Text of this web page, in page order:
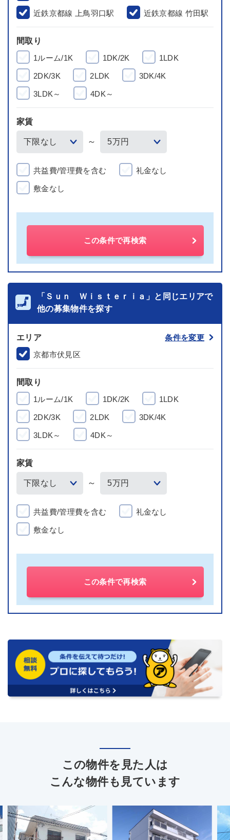
近鉄京都線 上鳥羽口駅 近鉄京都線 竹田駅
間取り
1ルーム/1K
1DK/2K 1LDK
2DK/3K 2LDK 3DK/4K
3LDK～ 4DK～
家賃
～
共益費/管理費を含む 礼金なし
敷金なし
この条件で再検索
「Ｓｕｎ Ｗｉｓｔｅｒｉａ」と同じエリアで
他の募集物件を探す
エリア
条件を変更
京都市伏見区
間取り
1ルーム/1K
1DK/2K 1LDK
2DK/3K 2LDK 3DK/4K
3LDK～ 4DK～
家賃
～
共益費/管理費を含む 礼金なし
敷金なし
この条件で再検索
この物件を見た人は
こんな物件も見ています